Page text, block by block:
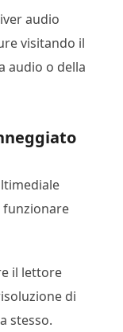
audio
visitando il
audio o della
funzionare
il lettore
di
stesso.